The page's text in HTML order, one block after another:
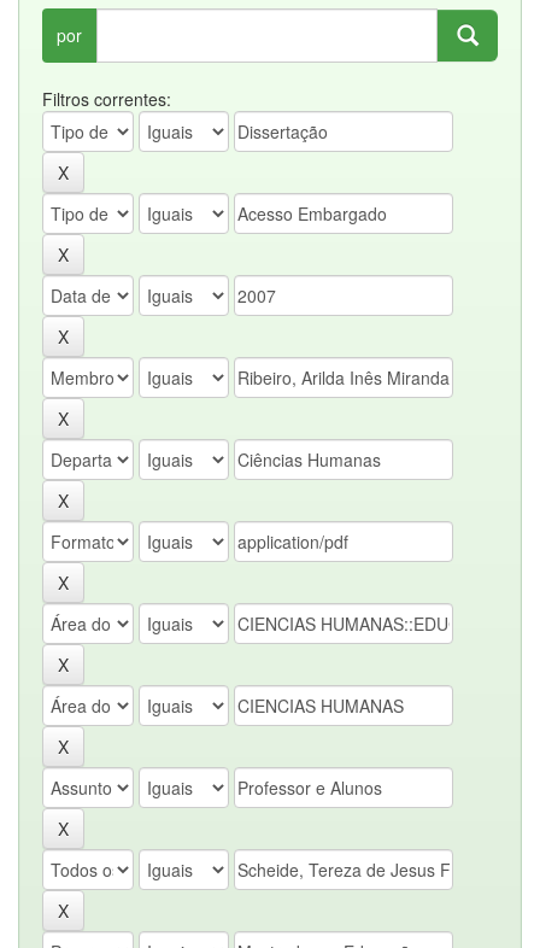
por
Filtros correntes: